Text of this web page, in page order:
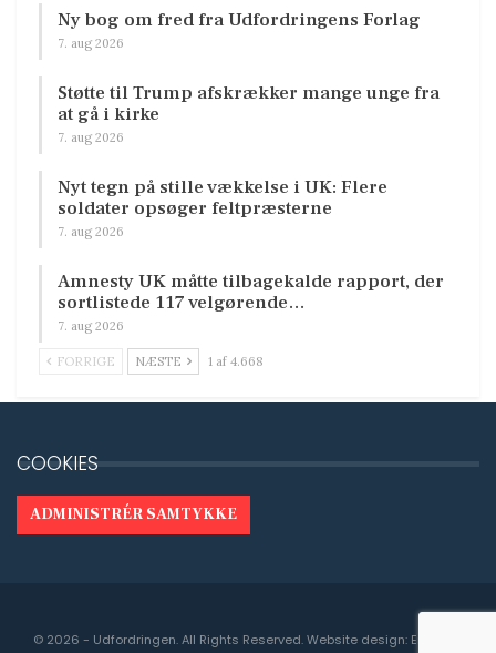
Ny bog om fred fra Udfordringens Forlag
7. aug 2026
Støtte til Trump afskrækker mange unge fra
at gå i kirke
7. aug 2026
Nyt tegn på stille vækkelse i UK: Flere
soldater opsøger feltpræsterne
7. aug 2026
Amnesty UK måtte tilbagekalde rapport, der
sortlistede 117 velgørende…
7. aug 2026
FORRIGE NÆSTE 1 af 4.668
COOKIES
ADMINISTRÉR SAMTYKKE
© 2026 - Udfordringen. All Rights Reserved.Website design: Engedal